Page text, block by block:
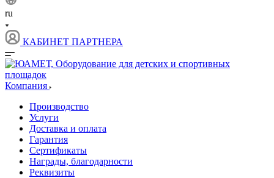
ru
КАБИНЕТ ПАРТНЕРА
Компания
Производство
Услуги
Доставка и оплата
Гарантия
Сертификаты
Награды, благодарности
Реквизиты